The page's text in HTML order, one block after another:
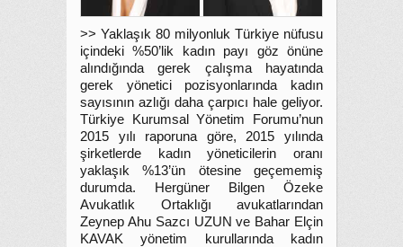
>> Yaklaşık 80 milyonluk Türkiye nüfusu
içindeki %50’lik kadın payı göz önüne
alındığında gerek çalışma hayatında
gerek yönetici pozisyonlarında kadın
sayısının azlığı daha çarpıcı hale geliyor.
Türkiye Kurumsal Yönetim Forumu’nun
2015 yılı raporuna göre, 2015 yılında
şirketlerde kadın yöneticilerin oranı
yaklaşık %13’ün ötesine geçememiş
durumda. Hergüner Bilgen Özeke
Avukatlık Ortaklığı avukatlarından
Zeynep Ahu Sazcı UZUN ve Bahar Elçin
KAVAK yönetim kurullarında kadın